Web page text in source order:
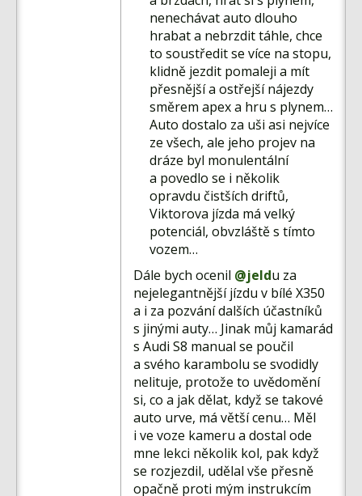
nenechávat auto dlouho
hrabat a nebrzdit táhle, chce
to soustředit se více na stopu,
klidně jezdit pomaleji a mít
přesnější a ostřejší nájezdy
směrem apex a hru s plynem…
Auto dostalo za uši asi nejvíce
ze všech, ale jeho projev na
dráze byl monulentální
a povedlo se i několik
opravdu čistších driftů,
Viktorova jízda má velký
potenciál, obvzláště s tímto
vozem…
Dále bych ocenil @jeldu za
nejelegantnější jízdu v bílé X350
a i za pozvání dalších účastníků
s jinými auty… Jinak můj kamarád
s Audi S8 manual se poučil
a svého karambolu se svodidly
nelituje, protože to uvědomění
si, co a jak dělat, když se takové
auto urve, má větší cenu… Měl
i ve voze kameru a dostal ode
mne lekci několik kol, pak když
se rozjezdil, udělal vše přesně
opačně proti mým instrukcím